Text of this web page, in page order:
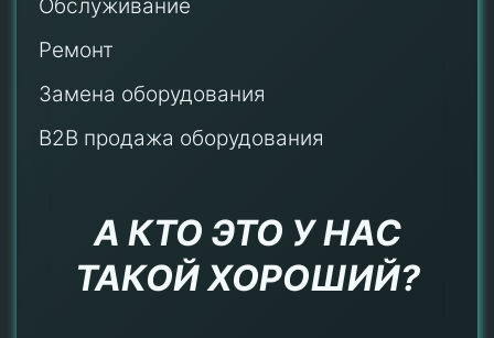
Обслуживание
Ремонт
Замена оборудования
B2B продажа оборудования
А КТО ЭТО У НАС
ТАКОЙ ХОРОШИЙ?